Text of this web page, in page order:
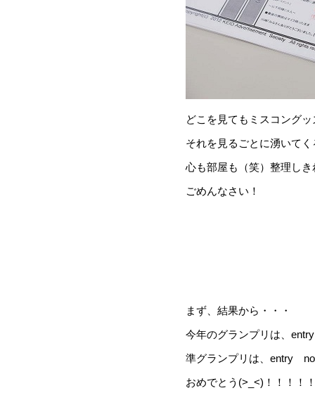
どこを見てもミスコング
それを見るごとに湧いて
心も部屋も（笑）整理し
ごめんなさい！
まず、結果から・・・
今年のグランプリは、
準グランプリは、entry
おめでとう(>_<)！！！！